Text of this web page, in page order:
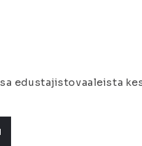
edustajistovaaleista